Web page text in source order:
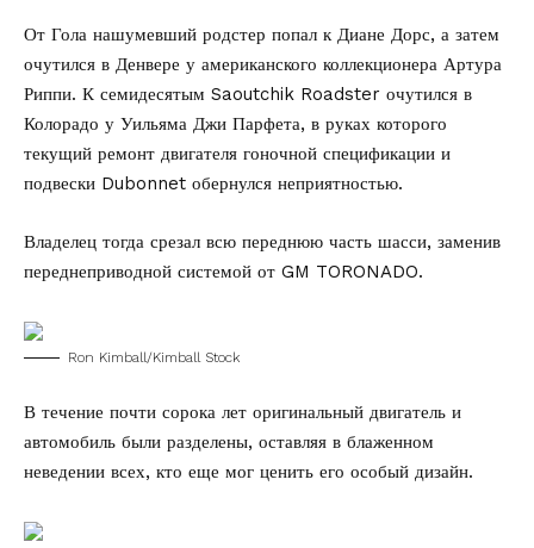
От Гола нашумевший родстер попал к Диане Дорс, а затем
очутился в Денвере у американского коллекционера Артура
Риппи. К семидесятым Saoutchik Roadster очутился в
Колорадо у Уильяма Джи Парфета, в руках которого
текущий ремонт двигателя гоночной спецификации и
подвески Dubonnet обернулся неприятностью.
Владелец тогда срезал всю переднюю часть шасси, заменив
переднеприводной системой от GM TORONADO.
Ron Kimball/Kimball Stock
В течение почти сорока лет оригинальный двигатель и
автомобиль были разделены, оставляя в блаженном
неведении всех, кто еще мог ценить его особый дизайн.